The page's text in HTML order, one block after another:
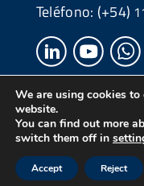
We are using cookies to
website.
You can find out more
switch them off in
Accept Reject
Teléfono: (+54)
AVISO LEGAL|
POLÍTICA DE
© 2024 COS. Todos